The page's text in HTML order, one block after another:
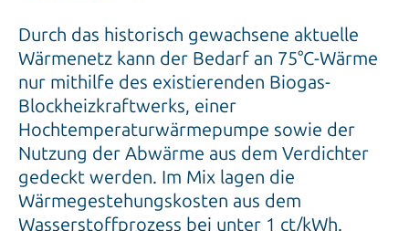
Durch das historisch gewachsene aktuelle
Wärmenetz kann der Bedarf an 75°C-Wärme
nur mithilfe des existierenden Biogas-
Blockheizkraftwerks, einer
Hochtemperaturwärmepumpe sowie der
Nutzung der Abwärme aus dem Verdichter
gedeckt werden. Im Mix lagen die
Wärmegestehungskosten aus dem
Wasserstoffprozess bei unter 1 ct/kWh.